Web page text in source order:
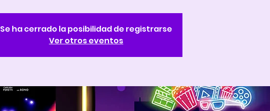
Se ha cerrado la posibilidad de registrarse
Ver otros eventos